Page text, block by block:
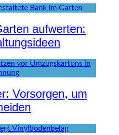
aufwerten:
Vorsorgen, um